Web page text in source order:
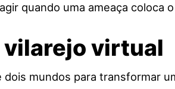
quando uma ameaça coloca
vilarejo virtual
mundos para transformar